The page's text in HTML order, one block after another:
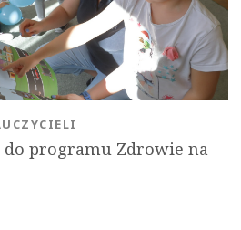
do programu Zdrowie na